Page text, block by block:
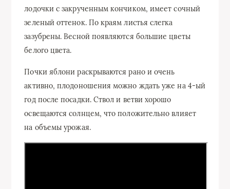
лодочки с закрученным кончиком, имеет сочный
зеленый оттенок. По краям листья слегка
зазубрены. Весной появляются большие цветы
белого цвета.
Почки яблони раскрываются рано и очень
активно, плодоношения можно ждать уже на 4-ый
год после посадки. Ствол и ветви хорошо
освещаются солнцем, что положительно влияет
на объемы урожая.